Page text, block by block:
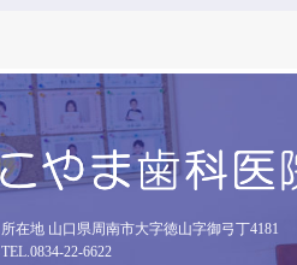
所在地 山口県周南市大字徳山字御弓丁4181
TEL.0834-22-6622